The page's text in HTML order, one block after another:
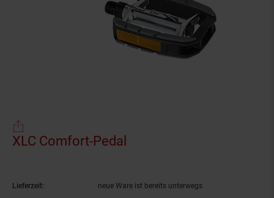
XLC Comfort-Pedal
Lieferzeit: neue Ware ist bereits unterwegs